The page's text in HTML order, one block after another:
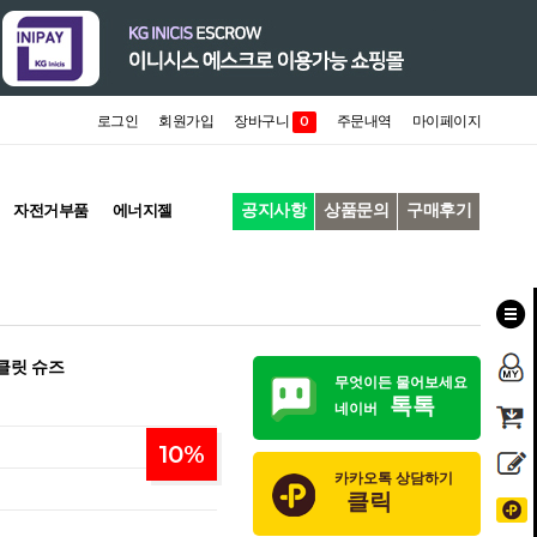
로그인 회원가입 장바구니 0 주문내역 마이페이지
자전거부품 에너지젤 공지사항 상품문의 구매후기
릿 슈즈
10%
무엇이든 물어보세요
네이버
톡톡
카카오톡 상담하기
클릭